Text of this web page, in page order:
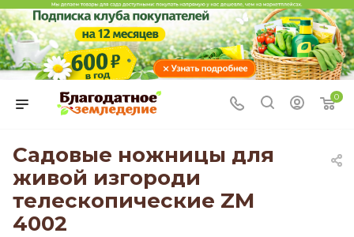
0
Садовые ножницы для
живой изгороди
телескопические ZM
4002